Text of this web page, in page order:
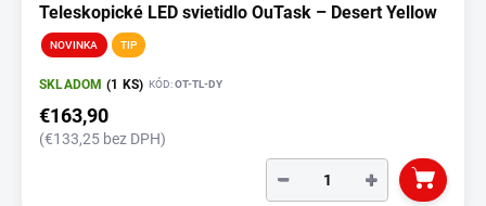
Teleskopické LED svietidlo OuTask – Desert Yellow
NOVINKA TIP
SKLADOM (1 KS) KÓD:OT-TL-DY
€163,90
(€133,25 bez DPH)
+
−